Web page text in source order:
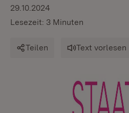
29.10.2024
Lesezeit: 3 Minuten
Teilen Text vorlesen